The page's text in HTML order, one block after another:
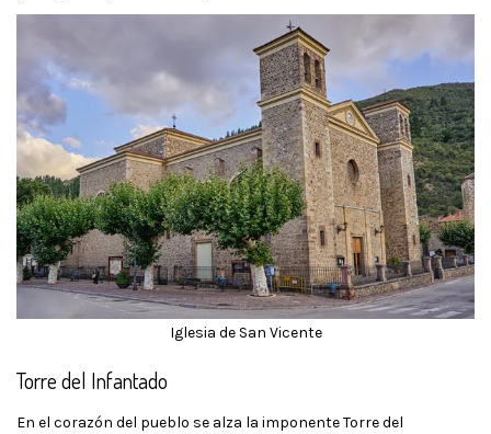
Iglesia de San Vicente
Torre del Infantado
En el corazón del pueblo se alza la imponente Torre del